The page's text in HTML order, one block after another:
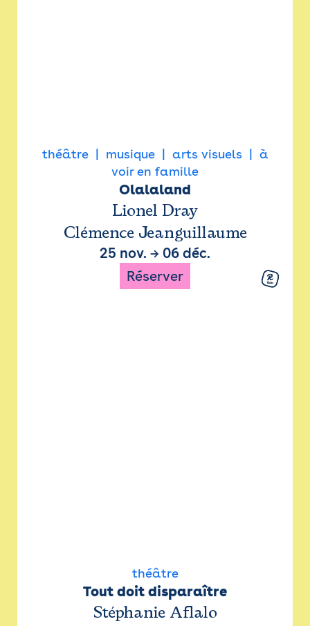
théâtre musique arts visuels
à
voir en famille
Olalaland
Lionel Dray
Clémence Jeanguillaume
25 nov. → 06 déc.
Réserver
théâtre
Tout doit disparaître
Stéphanie Aflalo